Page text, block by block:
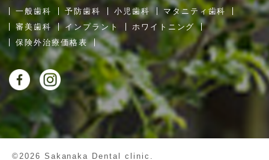
一般歯科
予防歯科 小児歯科
マタニティ歯科
審美歯科
インプラント
ホワイトニング
保険外治療価格表
©2026 Sakanaka Dental clinic.